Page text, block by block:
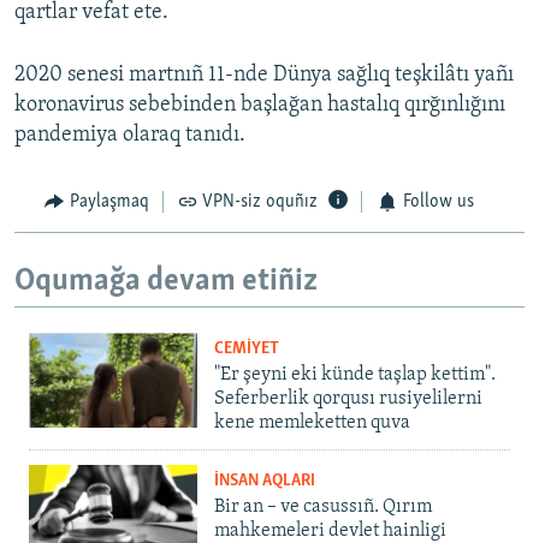
qartlar vefat ete.
2020 senesi martnıñ 11-nde Dünya sağlıq teşkilâtı yañı
koronavirus sebebinden başlağan hastalıq qırğınlığını
pandemiya olaraq tanıdı.
Paylaşmaq VPN-siz oquñız Follow us
Oqumağa devam etiñiz
CEMİYET
"Er şeyni eki künde taşlap kettim".
Seferberlik qorqusı rusiyelilerni
kene memleketten quva
İNSAN AQLARI
Bir an – ve casussıñ. Qırım
mahkemeleri devlet hainligi